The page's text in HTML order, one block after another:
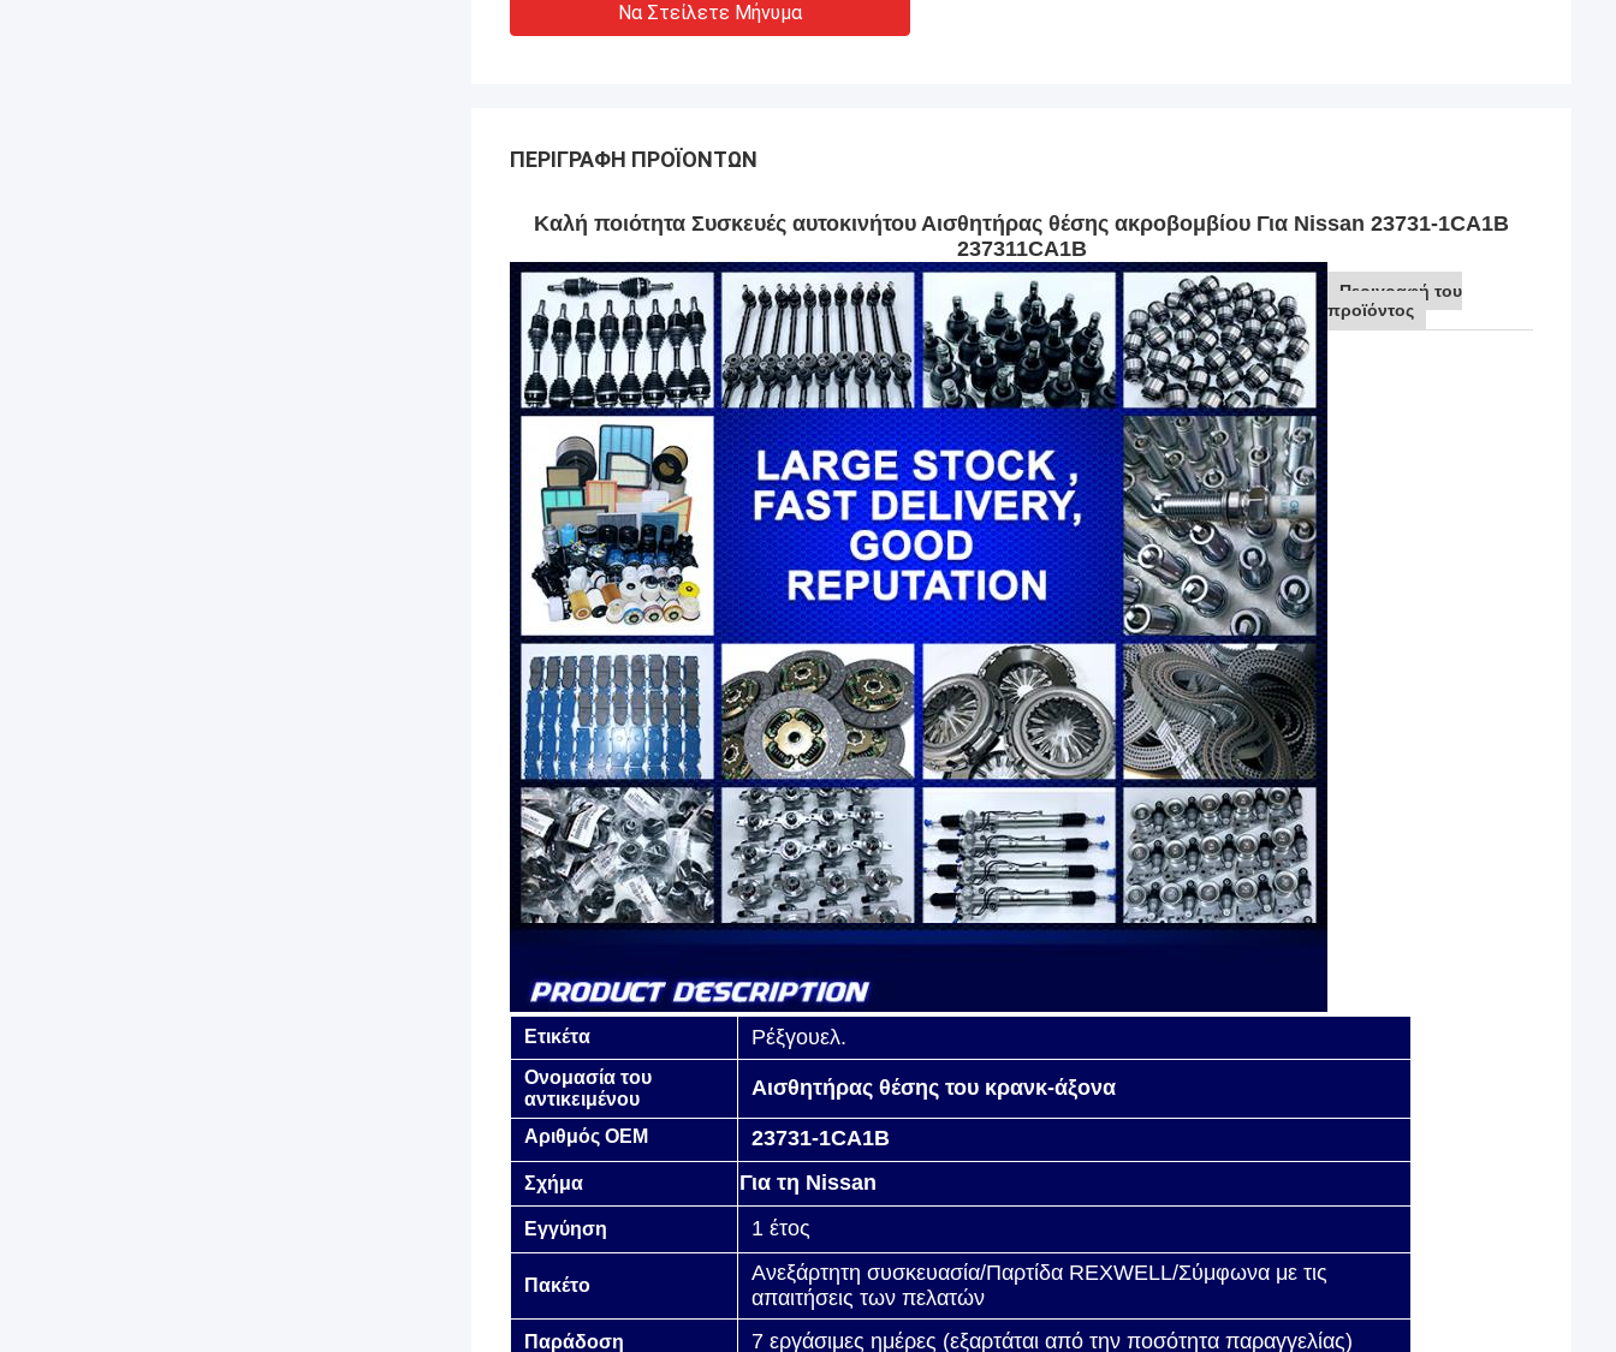
Να Στείλετε Μήνυμα
ΠΕΡΙΓΡΑΦΉ ΠΡΟΪΌΝΤΩΝ
Καλή ποιότητα Συσκευές αυτοκινήτου Αισθητήρας θέσης ακροβομβίου Για Nissan 23731-1CA1B
237311CA1B
Περιγραφή του
προϊόντος
Ετικέτα Ρέξγουελ.
Ονομασία του
αντικειμένου
Αισθητήρας θέσης του κρανκ-άξονα
Αριθμός OEM 23731-1CA1B
Σχήμα Για τη Nissan
Εγγύηση 1 έτος
Πακέτο
Ανεξάρτητη συσκευασία/Παρτίδα REXWELL/Σύμφωνα με τις
απαιτήσεις των πελατών
Παράδοση 7 εργάσιμες ημέρες (εξαρτάται από την ποσότητα παραγγελίας)